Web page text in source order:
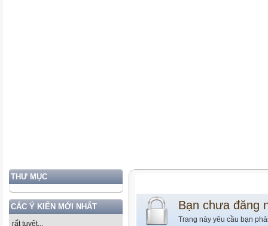
THƯ MỤC
CÁC Ý KIẾN MỚI NHẤT
rất tuyệt...
Bạn chưa đăng
Trang này yêu cầu bạn